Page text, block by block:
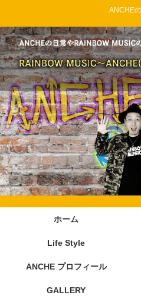
ANCHE
ホーム
Life Style
ANCHE プロフィール
GALLERY